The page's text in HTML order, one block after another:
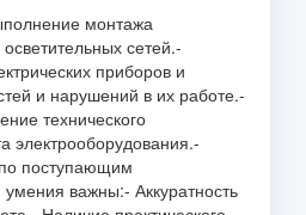
монтажа
сетей.-
приборов и
и нарушений в их работе.-
технического
электрооборудования.-
поступающим
умения важны:- Аккуратность